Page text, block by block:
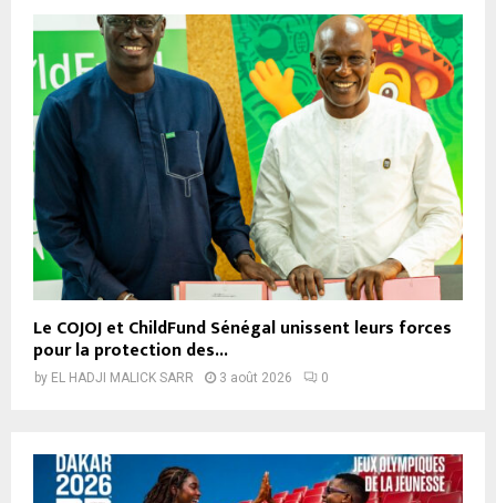
Le COJOJ et ChildFund Sénégal unissent leurs forces
pour la protection des...
by EL HADJI MALICK SARR 3 août 2026 0